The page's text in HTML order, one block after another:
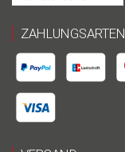
ZAHLUNGSARTEN